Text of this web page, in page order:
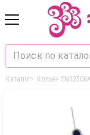
Каталог> Колье>